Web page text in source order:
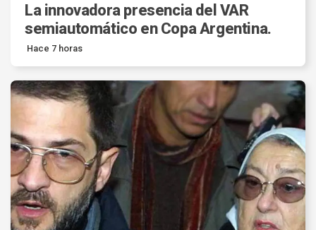
La innovadora presencia del VAR
semiautomático en Copa Argentina.
Hace 7 horas